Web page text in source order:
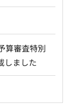
算審査特別
しました